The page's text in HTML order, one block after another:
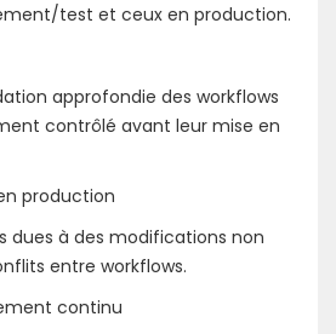
test et ceux en production.
approfondie des workflows
contrôlé avant leur mise en
production
dues à des modifications non
entre workflows.
continu